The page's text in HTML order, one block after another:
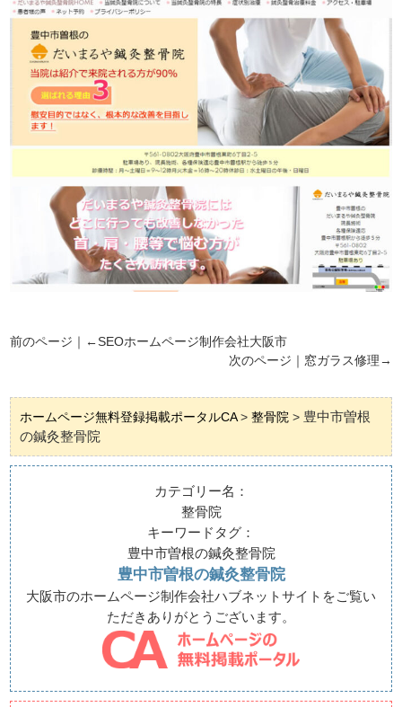
前のページ｜←SEOホームページ制作会社大阪市
次のページ｜ 窓ガラス修理→
ホームページ無料登録掲載ポータルCA>整骨院 > 豊中市曽根
の鍼灸整骨院
カテゴリー名：
整骨院
キーワードタグ：
豊中市曽根の鍼灸整骨院
豊中市曽根の鍼灸整骨院
大阪市のホームページ制作会社ハブネットサイトをご覧い
ただきありがとうございます。